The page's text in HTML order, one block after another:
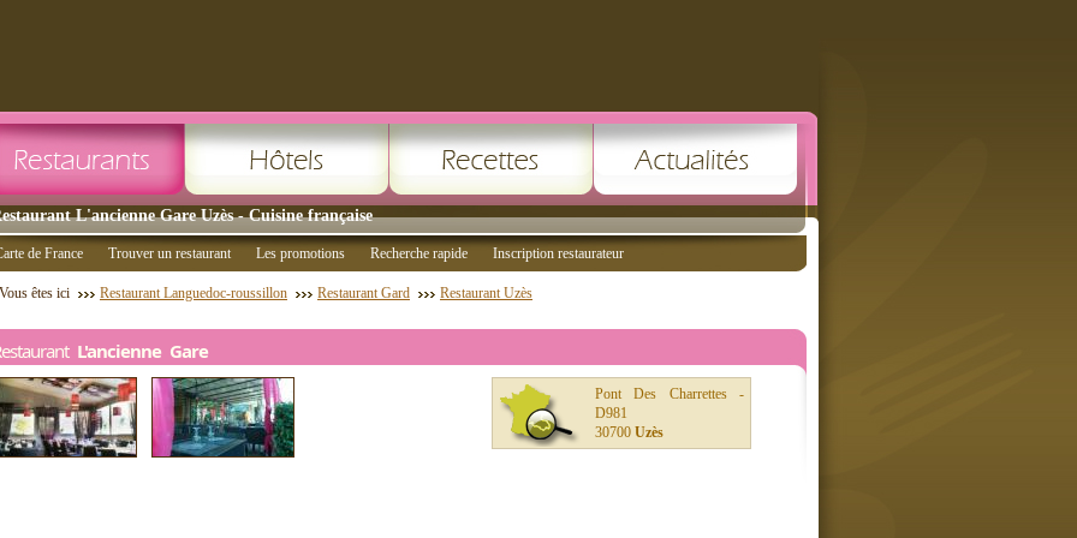
L'ancienne Gare Uzès - Cuisine française
de France Trouver un restaurant Les promotions Recherche rapide Inscription restaurateur
Vous êtes ici Restaurant Languedoc-roussillon Restaurant Gard Restaurant Uzès
L'ancienne Gare
Pont Des Charrettes -
D981
30700 Uzès